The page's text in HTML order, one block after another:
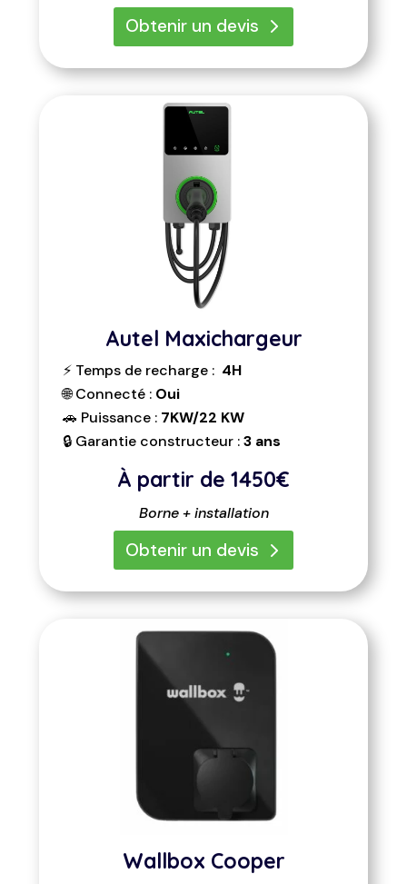
Obtenir un devis
Autel Maxichargeur
⚡ Temps de recharge : 4H
🌐 Connecté : Oui
🚗 Puissance : 7KW/22 KW
🔒 Garantie constructeur :3 ans
À partir de 1450€
Borne + installation
Obtenir un devis
Wallbox Cooper